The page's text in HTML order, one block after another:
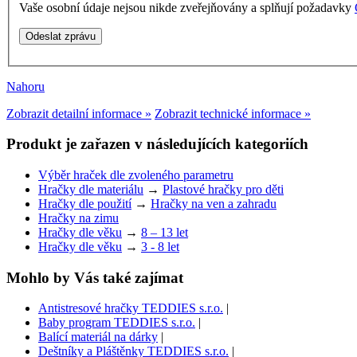
Vaše osobní údaje nejsou nikde zveřejňovány a splňují požadavky
Nahoru
Zobrazit detailní informace » Zobrazit technické informace »
Produkt je zařazen v následujících kategoriích
Výběr hraček dle zvoleného parametru
Hračky dle materiálu → Plastové hračky pro děti
Hračky dle použití→ Hračky na ven a zahradu
Hračky na zimu
Hračky dle věku → 8 – 13 let
Hračky dle věku → 3 - 8 let
Mohlo by Vás také zajímat
Antistresové hračky TEDDIES s.r.o. |
Baby program TEDDIES s.r.o. |
Balící materiál na dárky |
Deštníky a Pláštěnky TEDDIES s.r.o. |